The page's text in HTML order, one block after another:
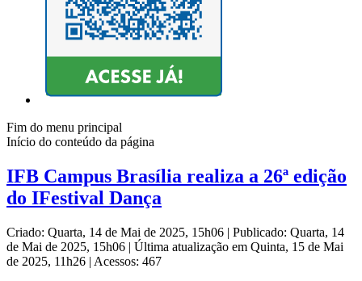
Fim do menu principal
Início do conteúdo da página
IFB Campus Brasília realiza a 26ª edição
do IFestival Dança
Criado: Quarta, 14 de Mai de 2025, 15h06 | Publicado: Quarta, 14
de Mai de 2025, 15h06 | Última atualização em Quinta, 15 de Mai
de 2025, 11h26 | Acessos: 467